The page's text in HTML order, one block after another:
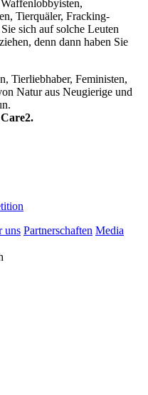
Tierquäler, Fracking-
sich auf solche Leuten
denn dann haben Sie
Tierliebhaber, Feministen,
Natur aus Neugierige und
uns Partnerschaften Media